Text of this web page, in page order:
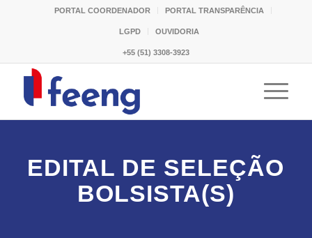
PORTAL COORDENADOR PORTAL TRANSPARÊNCIA
LGPD OUVIDORIA
+55 (51) 3308-3923
EDITAL DE SELEÇÃO
BOLSISTA(S)